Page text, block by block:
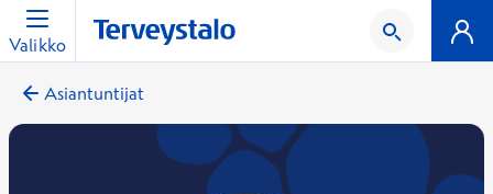
Valikko
Asiantuntijat